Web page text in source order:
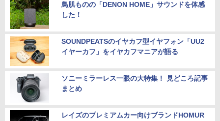
鳥肌ものの「DENON HOME」サウンドを体感
した！
SOUNDPEATSのイヤカフ型イヤフォン「UU2
イヤーカフ」をイヤカフマニアが語る
ソニーミラーレス一眼の大特集！ 見どころ記事
まとめ
レイズのプレミアムカー向けブランドHOMUR